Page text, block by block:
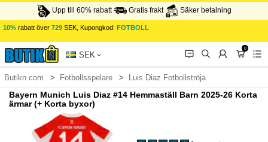
Upp till 60% rabatt Gratis frakt Säker betalning
10% rabatt över 729 SEK, Kupongkod: FOTBOLL
SEK 󰂱 󰂨 󰃳
0
󰃦 󰃖
Butikn.com Fotbollsspelare Luis Diaz Fotbollströja
Bayern Munich Luis Diaz #14 Hemmaställ Barn 2025-26 Korta
ärmar (+ Korta byxor)